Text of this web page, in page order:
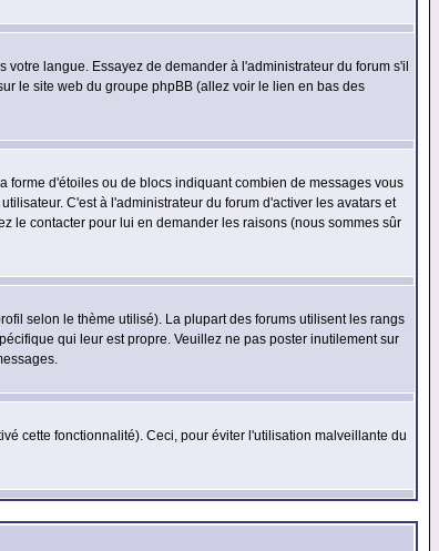
langue. Essayez de demander à l'administrateur du forum s'il
le site web du groupe phpBB (allez voir le lien en bas des
forme d'étoiles ou de blocs indiquant combien de messages vous
C'est à l'administrateur du forum d'activer les avatars et
le contacter pour lui en demander les raisons (nous sommes sûr
selon le thème utilisé). La plupart des forums utilisent les rangs
qui leur est propre. Veuillez ne pas poster inutilement sur
cette fonctionnalité). Ceci, pour éviter l'utilisation malveillante du